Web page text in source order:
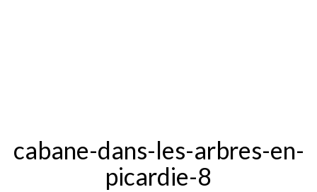
cabane-dans-les-arbres-en-
picardie-8